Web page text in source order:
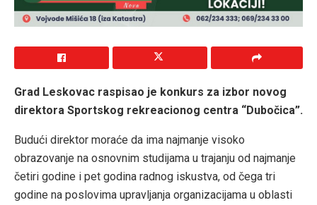
Grad Leskovac raspisao je konkurs za izbor novog
direktora Sportskog rekreacionog centra “Dubočica”.
Budući direktor moraće da ima najmanje visoko
obrazovanje na osnovnim studijama u trajanju od najmanje
četiri godine i pet godina radnog iskustva, od čega tri
godine na poslovima upravljanja organizacijama u oblasti